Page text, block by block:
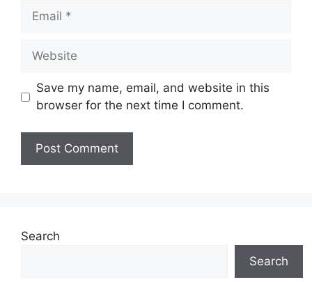
Email
Website
Save my name, email, and website in this
browser for the next time I comment.
Search
Search